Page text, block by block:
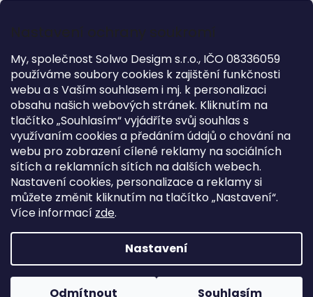
Nastavení ochrany soukromí
My, společnost Solwo Desigm s.r.o., IČO 08336059
používáme soubory cookies k zajištění funkčnosti
webu a s Vaším souhlasem i mj. k personalizaci
obsahu našich webových stránek. Kliknutím na
tlačítko „Souhlasím“ vyjádříte svůj souhlas s
využívaním cookies a předáním údajů o chování na
webu pro zobrazení cílené reklamy na sociálních
sítích a reklamních sítích na dalších webech.
Nastavení cookies, personalizace a reklamy si
můžete změnit kliknutím na tlačítko „Nastavení“.
Více informací zde.
Nastavení
Odmítnout Souhlasím
DOPLŇKOVÉ INFORMACE
Kategorie:
Doplňky
Záruka:
2 roky
Hmotnost:
23 kg
Kolekce
Nor
Výška :
143 cm
Délka
39 cm
Šířka: 62 cm
Flexa. Všechna práva vyhrazena.
VytvořilShoptet| DesignTomáš Hlad&techka s.r.o.